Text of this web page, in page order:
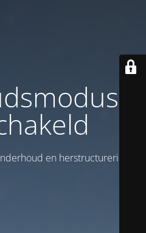
is
en herstructurering!